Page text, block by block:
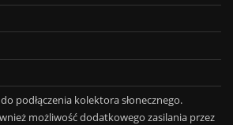
podłączenia kolektora słonecznego.
możliwość dodatkowego zasilania przez